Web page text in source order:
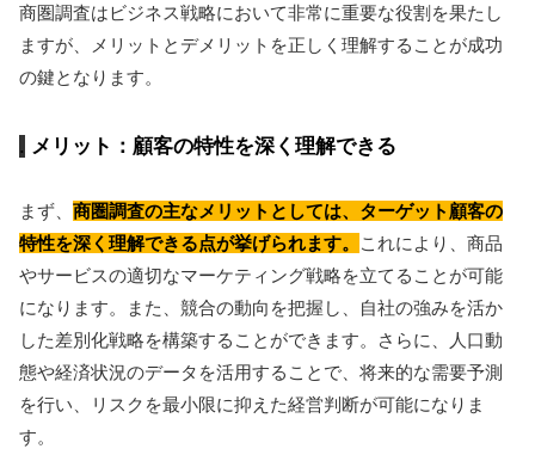
商圏調査はビジネス戦略において非常に重要な役割を果たし
ますが、メリットとデメリットを正しく理解することが成功
の鍵となります。
メリット：顧客の特性を深く理解できる
まず、 商圏調査の主なメリットとしては、ターゲット顧客の
特性を深く理解できる点が挙げられます。
これにより、商品
やサービスの適切なマーケティング戦略を立てることが可能
になります。また、競合の動向を把握し、自社の強みを活か
した差別化戦略を構築することができます。さらに、人口動
態や経済状況のデータを活用することで、将来的な需要予測
を行い、リスクを最小限に抑えた経営判断が可能になりま
す。